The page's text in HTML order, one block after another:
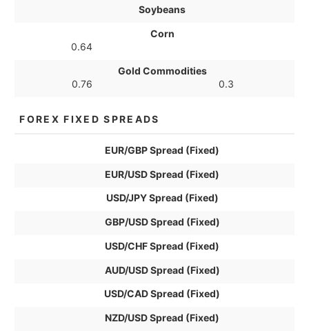
Soybeans
Corn
0.64
Gold Commodities
0.76
0.3
FOREX FIXED SPREADS
EUR/GBP Spread (Fixed)
EUR/USD Spread (Fixed)
USD/JPY Spread (Fixed)
GBP/USD Spread (Fixed)
USD/CHF Spread (Fixed)
AUD/USD Spread (Fixed)
USD/CAD Spread (Fixed)
NZD/USD Spread (Fixed)